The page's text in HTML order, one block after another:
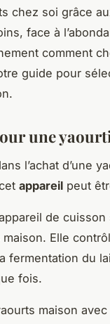
chez soi grâce
face à
comment
guide pour
une
l’achat d’une
appareil peut
de
Elle
fermentation du
fois.
maison